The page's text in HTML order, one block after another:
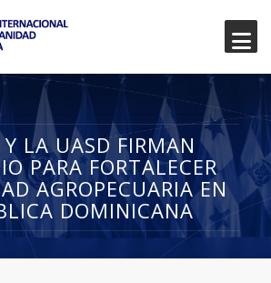
Y LA UASD FIRMAN
PARA FORTALECER
AGROPECUARIA EN
DOMINICANA